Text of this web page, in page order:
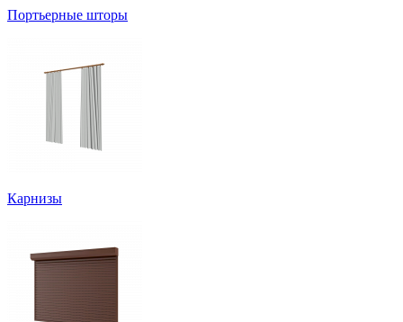
Портьерные шторы
Карнизы